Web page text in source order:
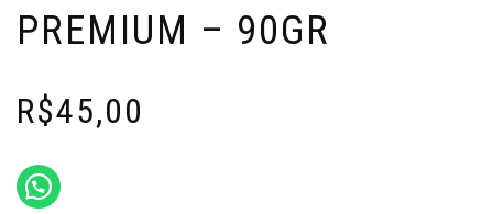
PREMIUM – 90GR
R$45,00